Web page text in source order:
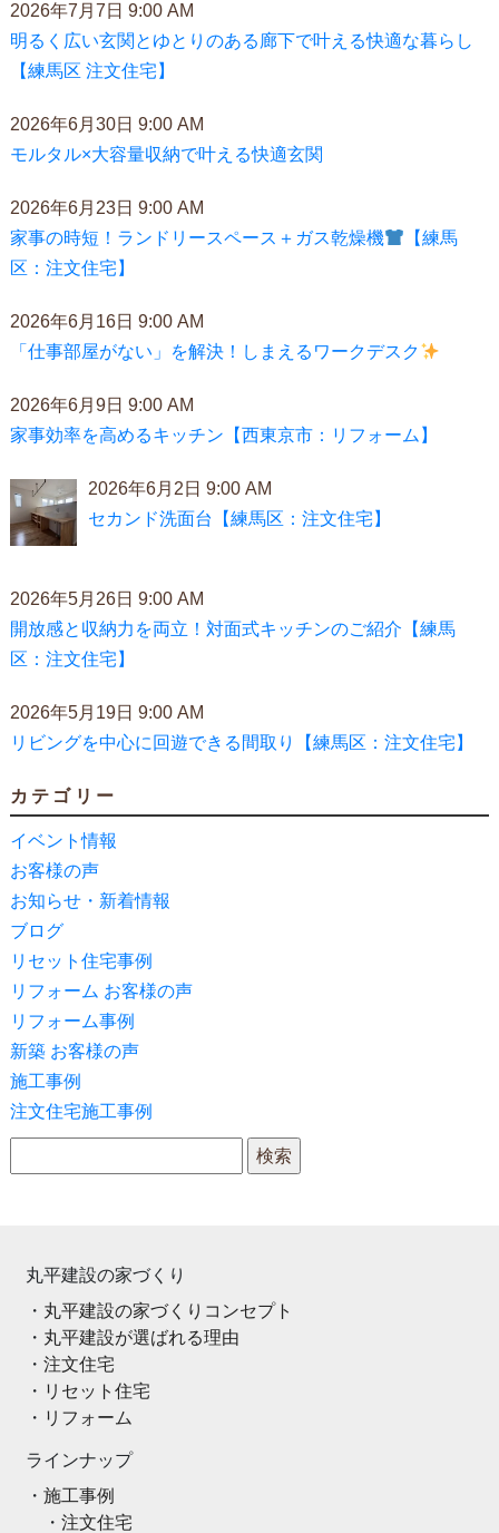
2026年7月7日 9:00 AM
明るく広い玄関とゆとりのある廊下で叶える快適な暮らし
【練馬区 注文住宅】
2026年6月30日 9:00 AM
モルタル×大容量収納で叶える快適玄関
2026年6月23日 9:00 AM
家事の時短！ランドリースペース＋ガス乾燥機
【練馬
区：注文住宅】
2026年6月16日 9:00 AM
「仕事部屋がない」を解決！しまえるワークデスク
2026年6月9日 9:00 AM
家事効率を高めるキッチン【西東京市：リフォーム】
2026年6月2日 9:00 AM
セカンド洗面台【練馬区：注文住宅】
2026年5月26日 9:00 AM
開放感と収納力を両立！対面式キッチンのご紹介【練馬
区：注文住宅】
2026年5月19日 9:00 AM
リビングを中心に回遊できる間取り【練馬区：注文住宅】
カテゴリー
イベント情報
お客様の声
お知らせ・新着情報
ブログ
リセット住宅事例
リフォーム お客様の声
リフォーム事例
新築 お客様の声
施工事例
注文住宅施工事例
丸平建設の家づくり
丸平建設の家づくりコンセプト
丸平建設が選ばれる理由
注文住宅
リセット住宅
リフォーム
ラインナップ
施工事例
注文住宅